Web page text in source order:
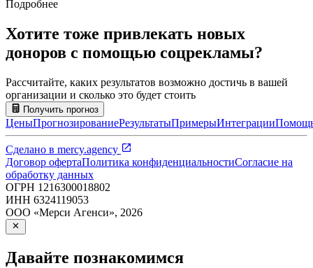
Подробнее
Хотите тоже привлекать новых
доноров с помощью соцрекламы?
Рассчитайте, каких результатов возможно достичь в вашей
организации и сколько это будет стоить
Получить прогноз
ЦеныПрогнозированиеРезультатыПримерыИнтеграции
Сделано в mercy.agency
Договор офертаПолитика конфиденциальностиСогласие на
обработку данных
ОГРН 1216300018802
ИНН 6324119053
ООО «Мерси Агенси», 2026
Давайте познакомимся